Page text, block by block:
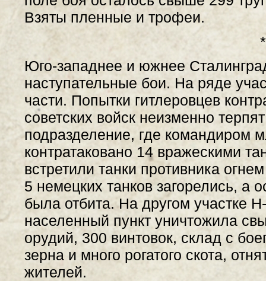
Взяты пленные и трофеи.
Юго-западнее и южнее
наступательные бои. На ряде
части. Попытки гитлеровцев
советских войск неизменно
подразделение, где командиром
контратаковано 14 вражескими
встретили танки противника
5 немецких танков загорелись, а
была отбита. На другом участке
населенный пункт уничтожила
орудий, 300 винтовок, склад с
зерна и много рогатого скота,
жителей.